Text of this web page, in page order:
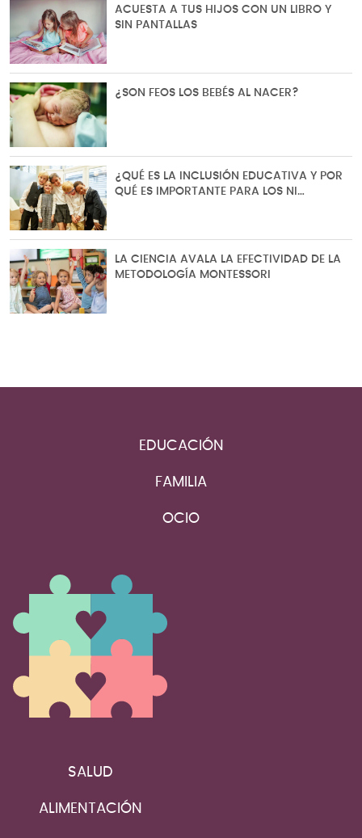
ACUESTA A TUS HIJOS CON UN LIBRO Y
SIN PANTALLAS
¿SON FEOS LOS BEBÉS AL NACER?
¿QUÉ ES LA INCLUSIÓN EDUCATIVA Y POR
QUÉ ES IMPORTANTE PARA LOS NI…
LA CIENCIA AVALA LA EFECTIVIDAD DE LA
METODOLOGÍA MONTESSORI
EDUCACIÓN
FAMILIA
OCIO
SALUD
ALIMENTACIÓN